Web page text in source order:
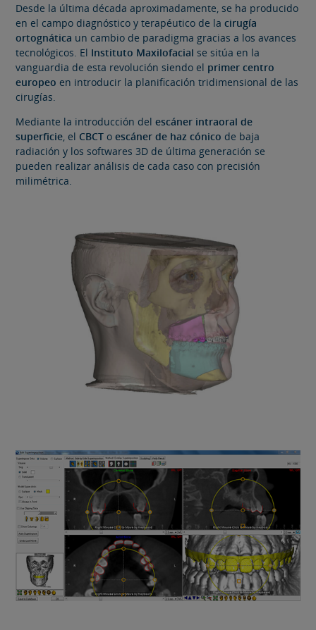
Desde la última década aproximadamente, se ha producido
en el campo diagnóstico y terapéutico de lacirugía
ortognática un cambio de paradigma gracias a los avances
tecnológicos. El Instituto Maxilofacial se sitúa en la
vanguardia de esta revolución siendo el primer centro
europeo en introducir la planificación tridimensional de las
cirugías.
Mediante la introducción delescáner intraoral de
superficie , el CBCT oescáner de haz cónico de baja
radiación y los softwares 3D de última generación se
pueden realizar análisis de cada caso con precisión
milimétrica.